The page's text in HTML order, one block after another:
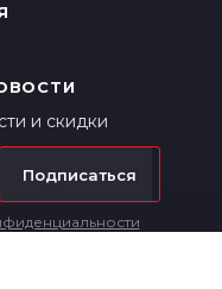
и скидки
Подписаться
не является
ГК РФ.